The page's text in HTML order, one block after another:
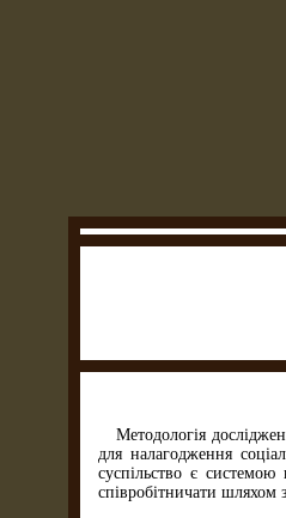
Методологія
для налагодження
суспільство є
співробітничати шляхом